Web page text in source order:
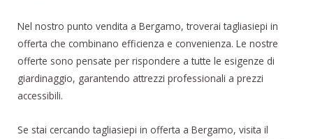
Nel nostro punto vendita a Bergamo, troverai tagliasiepi in
offerta che combinano efficienza e convenienza. Le nostre
offerte sono pensate per rispondere a tutte le esigenze di
giardinaggio, garantendo attrezzi professionali a prezzi
accessibili.
Se stai cercando tagliasiepi in offerta a Bergamo, visita il